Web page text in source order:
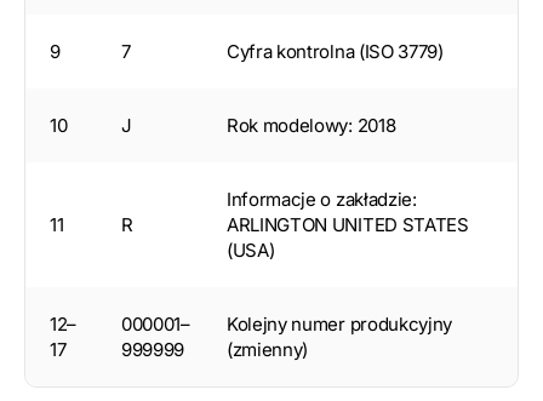
9 7 Cyfra kontrolna (ISO 3779)
10 J Rok modelowy: 2018
11 R
Informacje o zakładzie:
ARLINGTON UNITED STATES
(USA)
12–
17
000001–
999999
Kolejny numer produkcyjny
(zmienny)